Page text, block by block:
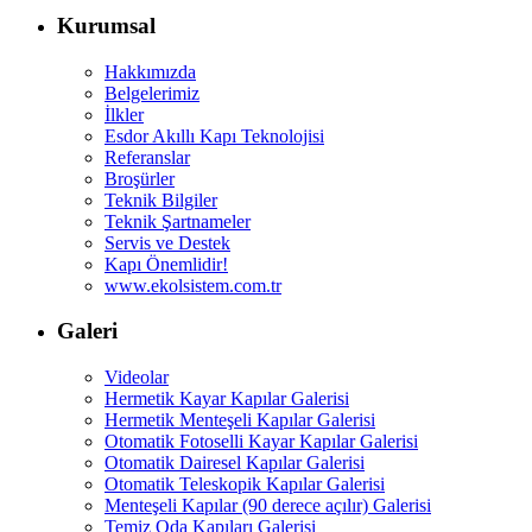
Kurumsal
Hakkımızda
Belgelerimiz
İlkler
Esdor Akıllı Kapı Teknolojisi
Referanslar
Broşürler
Teknik Bilgiler
Teknik Şartnameler
Servis ve Destek
Kapı Önemlidir!
www.ekolsistem.com.tr
Galeri
Videolar
Hermetik Kayar Kapılar Galerisi
Hermetik Menteşeli Kapılar Galerisi
Otomatik Fotoselli Kayar Kapılar Galerisi
Otomatik Dairesel Kapılar Galerisi
Otomatik Teleskopik Kapılar Galerisi
Menteşeli Kapılar (90 derece açılır) Galerisi
Temiz Oda Kapıları Galerisi